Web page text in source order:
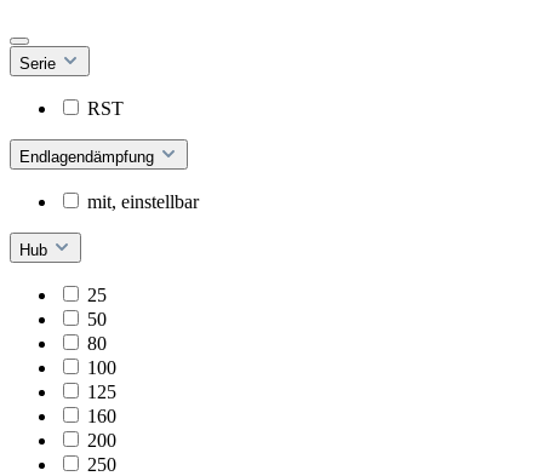
Serie
RST
Endlagendämpfung
mit, einstellbar
Hub
25
50
80
100
125
160
200
250